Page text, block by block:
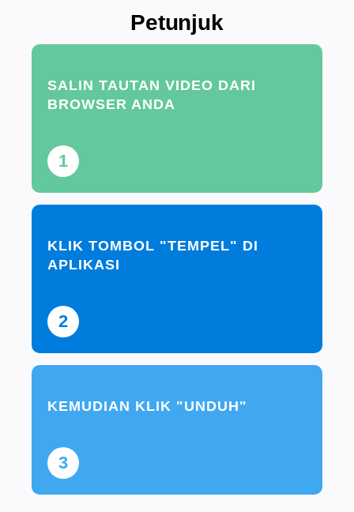
Petunjuk
1
SALIN TAUTAN VIDEO DARI
BROWSER ANDA
2
KLIK TOMBOL "TEMPEL" DI
APLIKASI
3
KEMUDIAN KLIK "UNDUH"